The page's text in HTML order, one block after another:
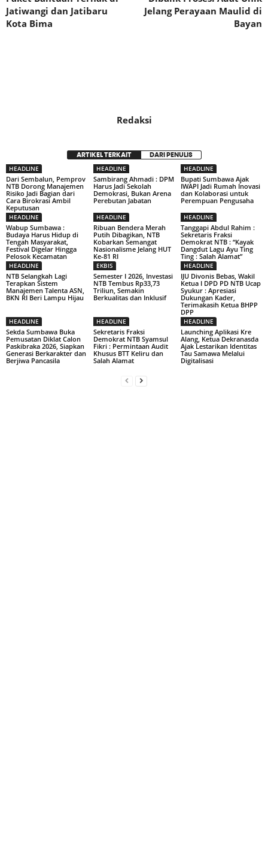
Jatiwangi dan Jatibaru
Kota Bima
Jelang Perayaan Maulid di
Bayan
Redaksi
ARTIKEL TERKAIT DARI PENULIS
HEADLINE
Dari Sembalun, Pemprov
NTB Dorong Manajemen
Risiko Jadi Bagian dari
Cara Birokrasi Ambil
Keputusan
HEADLINE
Sambirang Ahmadi : DPM
Harus Jadi Sekolah
Demokrasi, Bukan Arena
Perebutan Jabatan
HEADLINE
Bupati Sumbawa Ajak
IWAPI Jadi Rumah Inovasi
dan Kolaborasi untuk
Perempuan Pengusaha
HEADLINE
Wabup Sumbawa :
Budaya Harus Hidup di
Tengah Masyarakat,
Festival Digelar Hingga
Pelosok Kecamatan
HEADLINE
Ribuan Bendera Merah
Putih Dibagikan, NTB
Kobarkan Semangat
Nasionalisme Jelang HUT
Ke-81 RI
HEADLINE
Tanggapi Abdul Rahim :
Sekretaris Fraksi
Demokrat NTB : “Kayak
Dangdut Lagu Ayu Ting
Ting : Salah Alamat”
HEADLINE
NTB Selangkah Lagi
Terapkan Sistem
Manajemen Talenta ASN,
BKN RI Beri Lampu Hijau
EKBIS
Semester I 2026, Investasi
NTB Tembus Rp33,73
Triliun, Semakin
Berkualitas dan Inklusif
HEADLINE
IJU Divonis Bebas, Wakil
Ketua I DPD PD NTB Ucap
Syukur : Apresiasi
Dukungan Kader,
Terimakasih Ketua BHPP
DPP
HEADLINE
Sekda Sumbawa Buka
Pemusatan Diklat Calon
Paskibraka 2026, Siapkan
Generasi Berkarakter dan
Berjiwa Pancasila
HEADLINE
Sekretaris Fraksi
Demokrat NTB Syamsul
Fikri : Permintaan Audit
Khusus BTT Keliru dan
Salah Alamat
HEADLINE
Launching Aplikasi Kre
Alang, Ketua Dekranasda
Ajak Lestarikan Identitas
Tau Samawa Melalui
Digitalisasi